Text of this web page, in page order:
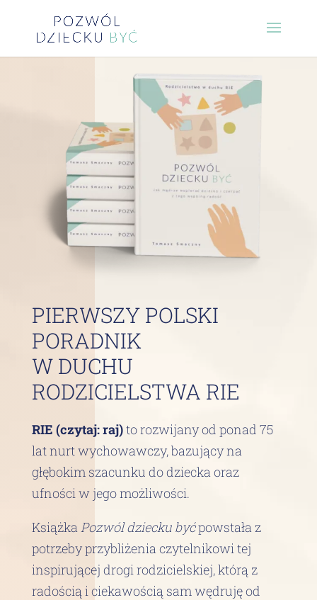
PIERWSZY POLSKI
PORADNIK
W DUCHU
RODZICIELSTWA RIE
RIE (czytaj: raj)to rozwijany od ponad 75
lat nurt wychowawczy, bazujący na
głębokim szacunku do dziecka oraz
ufności w jego możliwości.
KsiążkaPozwól dziecku byćpowstała z
potrzeby przybliżenia czytelnikowi tej
inspirującej drogi rodzicielskiej, którą z
radością i ciekawością sam wędruję od